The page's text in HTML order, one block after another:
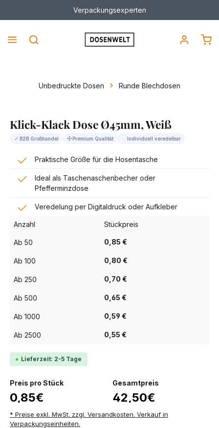
Verpackungsexperten
Unbedruckte Dosen Runde Blechdosen
Klick-Klack Dose Ø45mm, Weiß
✓ B2B Großhandel ✣Premium Qualität Individuell veredelbar
Praktische Größe für die Hosentasche
Ideal als Taschenaschenbecher oder
Pfefferminzdose
Veredelung per Digitaldruck oder Aufkleber
Anzahl Stückpreis
Ab 50 0,85 €
Ab 100 0,80 €
Ab 250 0,70 €
Ab 500 0,65 €
Ab 1000 0,59 €
Ab 2500 0,55 €
Lieferzeit: 2-5 Tage
Preis pro Stück
0,85€
Gesamtpreis
42,50€
* Preise exkl. MwSt. zzgl. Versandkosten. Verkauf in
Verpackungseinheiten.